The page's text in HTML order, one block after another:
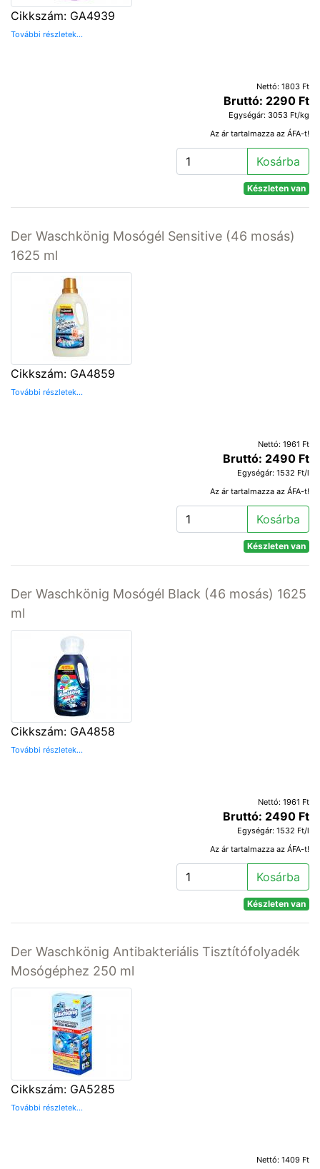
Cikkszám: GA4939
További részletek...
Nettó: 1803 Ft
Bruttó: 2290 Ft
Egységár: 3053 Ft/kg
Az ár tartalmazza az ÁFA-t!
Kosárba
Készleten van
Der Waschkönig Mosógél Sensitive (46 mosás)
1625 ml
Cikkszám: GA4859
További részletek...
Nettó: 1961 Ft
Bruttó: 2490 Ft
Egységár: 1532 Ft/l
Az ár tartalmazza az ÁFA-t!
Kosárba
Készleten van
Der Waschkönig Mosógél Black (46 mosás) 1625
ml
Cikkszám: GA4858
További részletek...
Nettó: 1961 Ft
Bruttó: 2490 Ft
Egységár: 1532 Ft/l
Az ár tartalmazza az ÁFA-t!
Kosárba
Készleten van
Der Waschkönig Antibakteriális Tisztítófolyadék
Mosógéphez 250 ml
Cikkszám: GA5285
További részletek...
Nettó: 1409 Ft